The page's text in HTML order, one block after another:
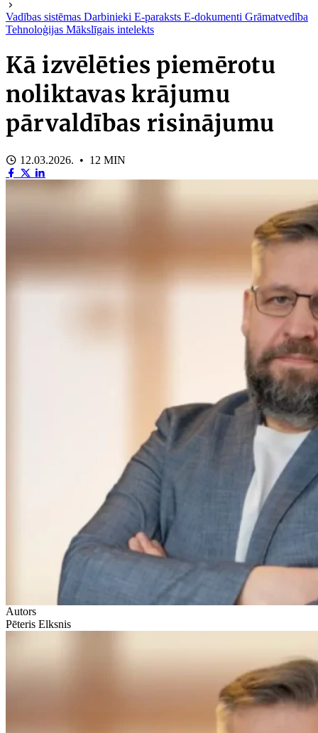
Vadības sistēmas Darbinieki E-paraksts E-dokumenti Grāmatvedība
Tehnoloģijas Mākslīgais intelekts
Kā izvēlēties piemērotu
noliktavas krājumu
pārvaldības risinājumu
12.03.2026. • 12 MIN
Autors
Pēteris Elksnis